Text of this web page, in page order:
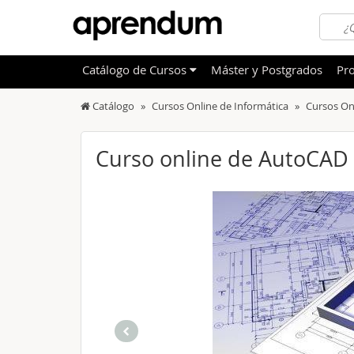
OFERTAS DESTACADAS
NOVEDADES DE NUESTRO CATÁLOGO
Otras
Catálogo Cursos Online de Informática Cursos
Curso online de AutoCAD
Catálogo de Cursos Máster y Postgrados